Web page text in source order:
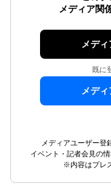
メディア関
メデ
既に
メデ
メディアユーザー登
イベント・記者会見の
※内容はプレ